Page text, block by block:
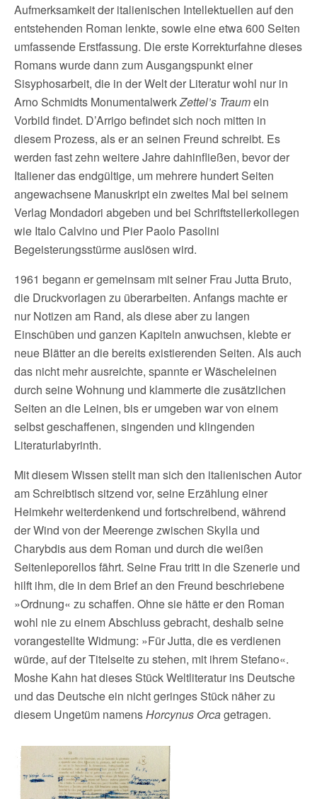
Aufmerksamkeit der italienischen Intellektuellen auf den
entstehenden Roman lenkte, sowie eine etwa 600 Seiten
umfassende Erstfassung. Die erste Korrekturfahne dieses
Romans wurde dann zum Ausgangspunkt einer
Sisyphosarbeit, die in der Welt der Literatur wohl nur in
Arno Schmidts MonumentalwerkZettel’s Traumein
Vorbild findet. D’Arrigo befindet sich noch mitten in
diesem Prozess, als er an seinen Freund schreibt. Es
werden fast zehn weitere Jahre dahinfließen, bevor der
Italiener das endgültige, um mehrere hundert Seiten
angewachsene Manuskript ein zweites Mal bei seinem
Verlag Mondadori abgeben und bei Schriftstellerkollegen
wie Italo Calvino und Pier Paolo Pasolini
Begeisterungsstürme auslösen wird.
1961 begann er gemeinsam mit seiner Frau Jutta Bruto,
die Druckvorlagen zu überarbeiten. Anfangs machte er
nur Notizen am Rand, als diese aber zu langen
Einschüben und ganzen Kapiteln anwuchsen, klebte er
neue Blätter an die bereits existierenden Seiten. Als auch
das nicht mehr ausreichte, spannte er Wäscheleinen
durch seine Wohnung und klammerte die zusätzlichen
Seiten an die Leinen, bis er umgeben war von einem
selbst geschaffenen, singenden und klingenden
Literaturlabyrinth.
Mit diesem Wissen stellt man sich den italienischen Autor
am Schreibtisch sitzend vor, seine Erzählung einer
Heimkehr weiterdenkend und fortschreibend, während
der Wind von der Meerenge zwischen Skylla und
Charybdis aus dem Roman und durch die weißen
Seitenleporellos fährt. Seine Frau tritt in die Szenerie und
hilft ihm, die in dem Brief an den Freund beschriebene
»Ordnung« zu schaffen. Ohne sie hätte er den Roman
wohl nie zu einem Abschluss gebracht, deshalb seine
vorangestellte Widmung: »Für Jutta, die es verdienen
würde, auf der Titelseite zu stehen, mit ihrem Stefano«.
Moshe Kahn hat dieses Stück Weltliteratur ins Deutsche
und das Deutsche ein nicht geringes Stück näher zu
diesem Ungetüm namensHorcynus Orcagetragen.